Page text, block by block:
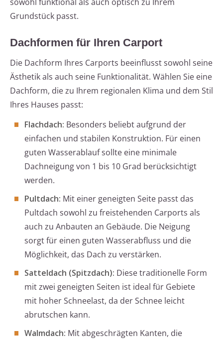
Grundstück passt.
Dachformen für Ihren Carport
Die Dachform Ihres Carports beeinflusst sowohl seine
Ästhetik als auch seine Funktionalität. Wählen Sie eine
Dachform, die zu Ihrem regionalen Klima und dem Stil
Ihres Hauses passt:
Flachdach: Besonders beliebt aufgrund der
einfachen und stabilen Konstruktion. Für einen
guten Wasserablauf sollte eine minimale
Dachneigung von 1 bis 10 Grad berücksichtigt
werden.
Pultdach: Mit einer geneigten Seite passt das
Pultdach sowohl zu freistehenden Carports als
auch zu Anbauten an Gebäude. Die Neigung
sorgt für einen guten Wasserabfluss und die
Möglichkeit, das Dach zu verstärken.
Satteldach (Spitzdach): Diese traditionelle Form
mit zwei geneigten Seiten ist ideal für Gebiete
mit hoher Schneelast, da der Schnee leicht
abrutschen kann.
Walmdach: Mit abgeschrägten Kanten, die